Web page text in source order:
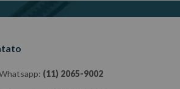
(11) 2065-9002